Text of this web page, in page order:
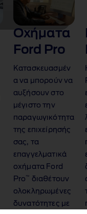
Οχήματα
Ford Pro
Κατασκευασμέν
α να μπορούν να
αυξήσουν στο
μέγιστο την
παραγωγικότητα
της επιχείρησής
σας, τα
επαγγελματικά
οχήματα Ford
Pro ™
διαθέτουν
ολοκληρωμένες
δυνατότητες με